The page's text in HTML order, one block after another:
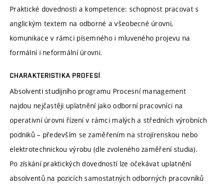
Praktické dovednosti a kompetence: schopnost pracovat s
anglickým textem na odborné a všeobecné úrovni,
komunikace v rámci písemného i mluveného projevu na
formální i neformální úrovni.
CHARAKTERISTIKA PROFESÍ
Absolventi studijního programu Procesní management
najdou nejčastěji uplatnění jako odborní pracovníci na
operativní úrovni řízení v rámci malých a středních výrobních
podniků – především se zaměřením na strojírenskou nebo
elektrotechnickou výrobu (dle zvoleného zaměření studia).
Po získání praktických dovedností lze očekávat uplatnění
absolventů na pozicích samostatných odborných pracovníků